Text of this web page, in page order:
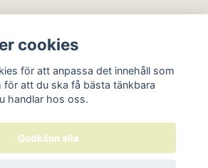
Läs mer
Köpvillkor
cookies
för att anpassa det innehåll som
att du ska få bästa tänkbara
handlar hos oss.
Godkänn alla